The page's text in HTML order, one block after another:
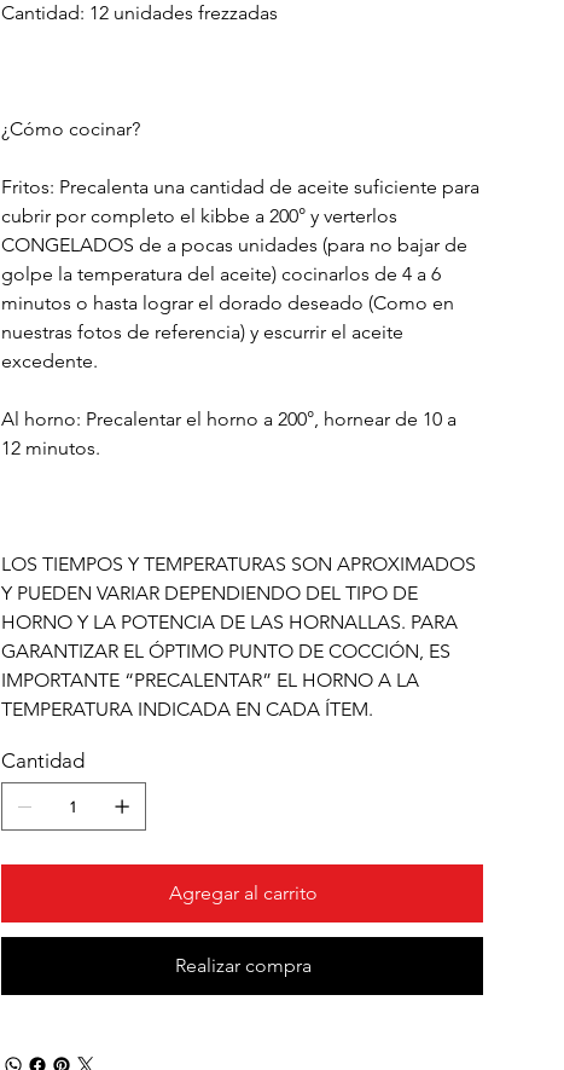
Cantidad: 12 unidades frezzadas
¿Cómo cocinar?
Fritos: Precalenta una cantidad de aceite suficiente para
cubrir por completo el kibbe a 200° y verterlos
CONGELADOS de a pocas unidades (para no bajar de
golpe la temperatura del aceite) cocinarlos de 4 a 6
minutos o hasta lograr el dorado deseado (Como en
nuestras fotos de referencia) y escurrir el aceite
excedente.
Al horno: Precalentar el horno a 200°, hornear de 10 a
12 minutos.
LOS TIEMPOS Y TEMPERATURAS SON APROXIMADOS
Y PUEDEN VARIAR DEPENDIENDO DEL TIPO DE
HORNO Y LA POTENCIA DE LAS HORNALLAS. PARA
GARANTIZAR EL ÓPTIMO PUNTO DE COCCIÓN, ES
IMPORTANTE “PRECALENTAR” EL HORNO A LA
TEMPERATURA INDICADA EN CADA ÍTEM.
Cantidad
Agregar al carrito
Realizar compra